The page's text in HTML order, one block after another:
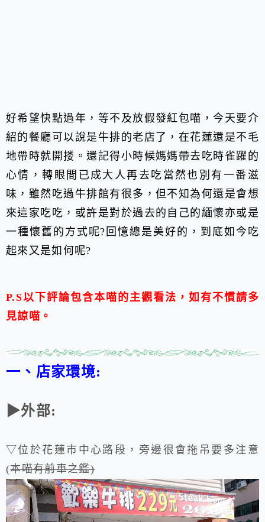
好希望快點過年，等不及放假發紅包喵， 今天要介
紹的餐廳可以說是牛排的老店了， 在花蓮還是不毛
地帶時就開搂。還記得小時候媽媽帶去吃時雀躍的
心情，轉眼間已成大人再去吃當然也別有一番滋
味， 雖然吃過牛排館有很多， 但不知為何還是會想
來這家吃吃， 或許是對於過去的自己的緬懷亦或是
一種懷舊的方式呢? 回憶總是美好的，到底如今吃
起來又是如何呢?
P.S以下評論包含本喵的主觀看法，如有不慣請多
見諒喵。
一、店家環境:
▶外部:
▽位於花蓮市中心路段，旁邊很會拖吊要多注意
(本喵有前車之鑑)